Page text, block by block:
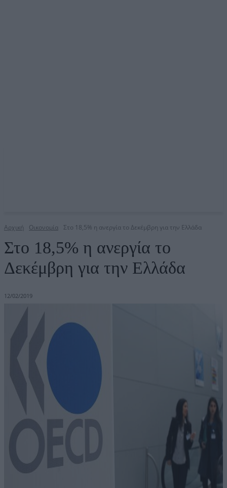
Αρχική Οικονομία Στο 18,5% η ανεργία το Δεκέμβρη για την Ελλάδα
Στο 18,5% η ανεργία το
Δεκέμβρη για την Ελλάδα
12/02/2019